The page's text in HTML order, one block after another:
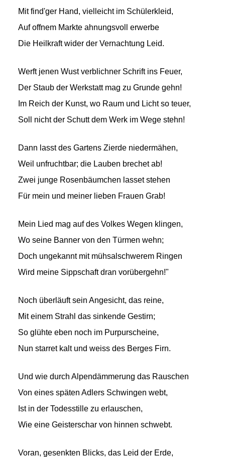
Mit find'ger Hand, vielleicht im Schülerkleid,
Auf offnem Markte ahnungsvoll erwerbe
Die Heilkraft wider der Vernachtung Leid.
Werft jenen Wust verblichner Schrift ins Feuer,
Der Staub der Werkstatt mag zu Grunde gehn!
Im Reich der Kunst, wo Raum und Licht so teuer,
Soll nicht der Schutt dem Werk im Wege stehn!
Dann lasst des Gartens Zierde niedermähen,
Weil unfruchtbar; die Lauben brechet ab!
Zwei junge Rosenbäumchen lasset stehen
Für mein und meiner lieben Frauen Grab!
Mein Lied mag auf des Volkes Wegen klingen,
Wo seine Banner von den Türmen wehn;
Doch ungekannt mit mühsalschwerem Ringen
Wird meine Sippschaft dran vorübergehn!"
Noch überläuft sein Angesicht, das reine,
Mit einem Strahl das sinkende Gestirn;
So glühte eben noch im Purpurscheine,
Nun starret kalt und weiss des Berges Firn.
Und wie durch Alpendämmerung das Rauschen
Von eines späten Adlers Schwingen webt,
Ist in der Todesstille zu erlauschen,
Wie eine Geisterschar von hinnen schwebt.
Voran, gesenkten Blicks, das Leid der Erde,